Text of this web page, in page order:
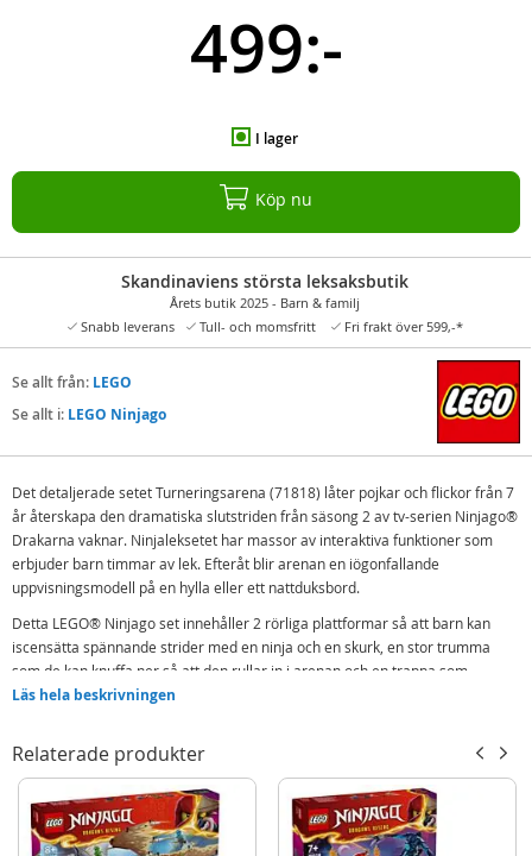
499:-
I lager
Köp nu
Skandinaviens största leksaksbutik
Årets butik 2025 - Barn & familj
Snabb leverans
Tull- och momsfritt Fri frakt över 599,-*
Se allt från: LEGO
Se allt i: LEGO Ninjago
Det detaljerade setet Turneringsarena (71818) låter pojkar och flickor från 7
år återskapa den dramatiska slutstriden från säsong 2 av tv-serien Ninjago®
Drakarna vaknar. Ninjaleksetet har massor av interaktiva funktioner som
erbjuder barn timmar av lek. Efteråt blir arenan en iögonfallande
uppvisningsmodell på en hylla eller ett nattduksbord.
Detta LEGO® Ninjago set innehåller 2 rörliga plattformar så att barn kan
iscensätta spännande strider med en ninja och en skurk, en stor trumma
som de kan knuffa ner så att den rullar in i arenan och en trappa som
kollapsar när de drar i en spak så att alla karaktärer i den kanar till botten.
Ninjorna Kai och Sora, i turneringsrustningar och med helt nya korta
katanasvärd, strider mot en samling skurkar: Cinder, en krigare i vargmask
och, exklusivt för detta set, onde Jay och Tox.
Ninjago® stridslekset för barn – Pojkar och flickor från 7 år kan återskapa
Läs hela beskrivningen
Relaterade produkter